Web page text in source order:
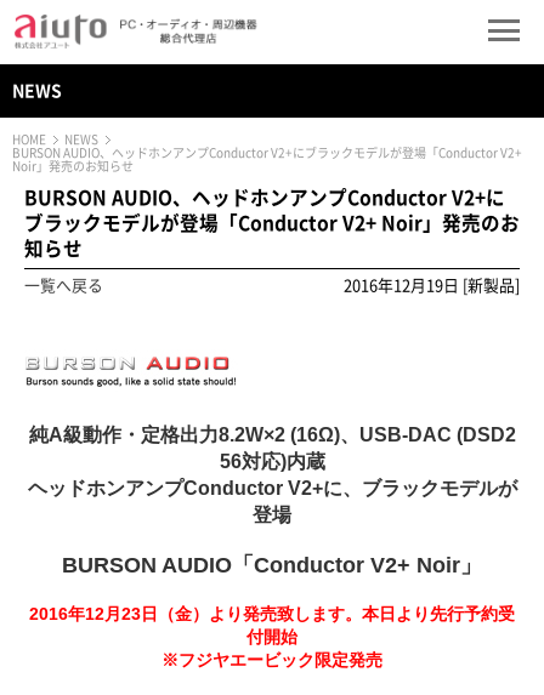
NEWS
HOME
NEWS
BURSON AUDIO、ヘッドホンアンプConductor V2+にブラックモデルが登場「Conductor V2+
Noir」発売のお知らせ
BURSON AUDIO、ヘッドホンアンプConductor V2+に
ブラックモデルが登場「Conductor V2+ Noir」発売のお
知らせ
一覧へ戻る 2016年12月19日 [新製品]
純A級動作・定格出力8.2W×2 (16Ω)、USB-DAC (DSD2
56対応)内蔵
ヘッドホンアンプConductor V2+に、ブラックモデルが
登場
BURSON AUDIO「Conductor V2+ Noir」
2016年12月23日（金）より発売致します。本日より先行予約受
付開始
※フジヤエービック限定発売